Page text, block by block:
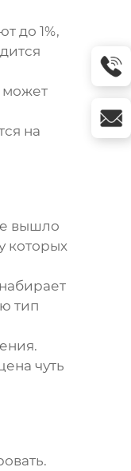
до 1%,
может
на
вышло
которых
тип
чуть